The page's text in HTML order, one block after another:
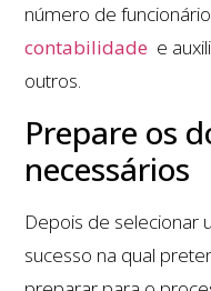
número de
contabilidade e
outros.
Prepare os
necessários
Depois de selecionar
sucesso na qual